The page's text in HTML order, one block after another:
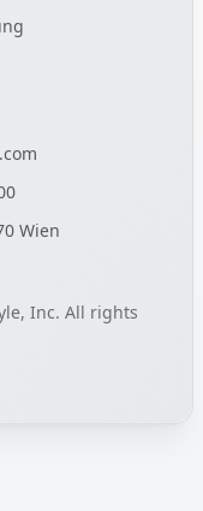
Wien
Inc. All rights